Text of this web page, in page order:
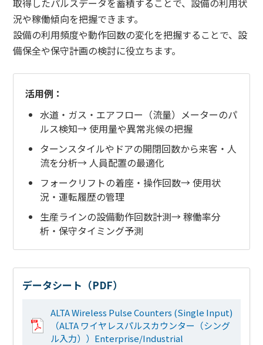
況や稼働傾向を把握できます。
設備の利用頻度や動作回数の変化を把握することで、設
備保全や保守計画の検討に役立ちます。
活用例：
水道・ガス・エアフロー（流量）メーターのパ
ルス検知→ 使用量や異常兆候の把握
ターンスタイルやドアの開閉回数から来客・人
流を分析→ 人員配置の最適化
フォークリフトの着座・操作回数→ 使用状
況・運転履歴の管理
生産ラインの設備動作回数計測→ 稼働率分
析・保守タイミング予測
データシート（PDF）
ALTA Wireless Pulse Counters (Single Input)
（ALTA ワイヤレスパルスカウンター（シング
ル入力））Enterprise/Industrial